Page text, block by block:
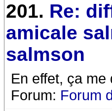
201. Re:
amicale
salmson
En effet, ça me
Forum: Forum